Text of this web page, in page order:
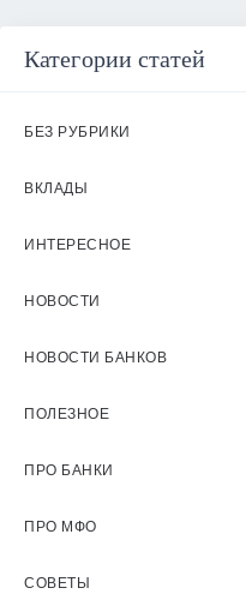
Категории статей
БЕЗ РУБРИКИ
ВКЛАДЫ
ИНТЕРЕСНОЕ
НОВОСТИ
НОВОСТИ БАНКОВ
ПОЛЕЗНОЕ
ПРО БАНКИ
ПРО МФО
СОВЕТЫ